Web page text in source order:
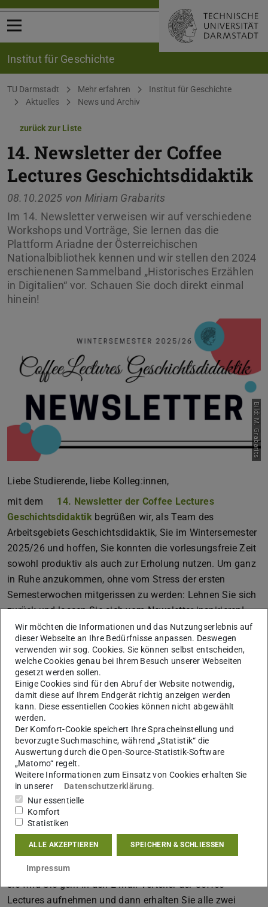
Menü öffnen
Institut für Geschichte
Sie befinden sich hier:
TU Darmstadt Mehr erfahren
Institut für Geschichte
Aktuelles
News und Archiv
zurück zur Liste
14. Newsletter der Coffee
Lectures Geschichtsdidaktik
08.10.2025 von Miriam Grabarits
Im 14. Newsletter verweisen wir auf verschiedene
Workshops und Vorträge, Sie lernen das die
Plattform Ariadne der Österreichischen
Nationalbibliothek kennen und wir stellen den 2024
erschienenen Sammelband „Historisches Erzählen
in Digitalien“ vor. Schauen Sie doch direkt einmal
hinein!
Bild: M. Grabarits
Liebe Studierende, liebe Kolleg:innen,
mit dem
14. Newsletter der Coffee Lectures
Geschichtsdidaktik begrüßen wir, als Team des
Arbeitsgebiets Geschichtsdidaktik, Sie im Wintersemester
2025/26 und hoffen, Sie konnten die vorlesungsfreie Zeit
sowohl produktiv als auch zur Erholung nutzen. Um ganz
in Ruhe anzukommen, ohne vom Stress der ersten
Semesterwochen mitgerissen zu werden: Lehnen Sie sich
zurück und lassen Sie sich vom Newsletter inspirieren!
Im 14. Newsletter weisen wir Sie auf verschiedene
(digitale) Vorträge und Workshops im Oktober und
November hin, die Sie nicht verpassen sollten. Mit dem
Frauen- und Genderspezifischen Wissensportal Ariadne
lernen Sie ein Angebot der Österreichischen
Nationalbibliothek kennen, das seit über 30 Jahren nicht
nur feministische Literatur sammelt und dokumentiert,
sondern auch relevante Quellen aus dem
Bibliotheksbestand digitalisiert über eine Datenbank zur
Verfügung stellt. Außerdem stellen wir Ihnen den
Sammelband „Historisches Erzählen in Digitalien“ (2024)
vor und sollten Sie sich fragen, was dabei unter
„Digitalien“ zu verstehen ist: Das lesen Sie im Newsletter!
Sie wollen ab jetzt keinen Newsletter mehr verpassen und
die Fachdidaktik etwas stärker in den Blick nehmen?
Schreiben Sie einfach eine E-Mail an Miriam Grabarits –
sie wird Sie gern in den E-Mail-Verteiler der Coffee
Lectures aufnehmen und dann erhalten Sie alle zwei
Wir möchten die Informationen und das Nutzungserlebnis auf
dieser Webseite an Ihre Bedürfnisse anpassen. Deswegen
verwenden wir sog. Cookies. Sie können selbst entscheiden,
welche Cookies genau bei Ihrem Besuch unserer Webseiten
gesetzt werden sollen.
Einige Cookies sind für den Abruf der Website notwendig,
damit diese auf Ihrem Endgerät richtig anzeigen werden
kann. Diese essentiellen Cookies können nicht abgewählt
werden.
Der Komfort-Cookie speichert Ihre Spracheinstellung und
bevorzugte Suchmaschine, während „Statistik“ die
Auswertung durch die Open-Source-Statistik-Software
„Matomo“ regelt.
Weitere Informationen zum Einsatz von Cookies erhalten Sie
in unserer
Datenschutzerklärung.
Nur essentielle
Komfort
Statistiken
ALLE AKZEPTIEREN SPEICHERN & SCHLIESSEN
Impressum